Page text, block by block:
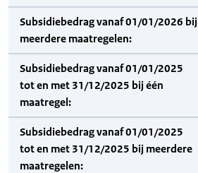
Subsidiebedrag vanaf 01/01/2026 bij
meerdere maatregelen:
Subsidiebedrag vanaf 01/01/2025
tot en met 31/12/2025 bij één
maatregel:
Subsidiebedrag vanaf 01/01/2025
tot en met 31/12/2025 bij meerdere
maatregelen: